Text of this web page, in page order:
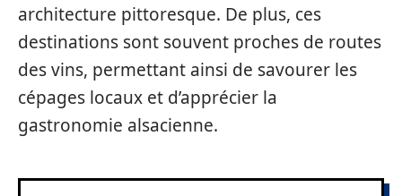
architecture pittoresque. De plus, ces
destinations sont souvent proches de routes
des vins, permettant ainsi de savourer les
cépages locaux et d’apprécier la
gastronomie alsacienne.